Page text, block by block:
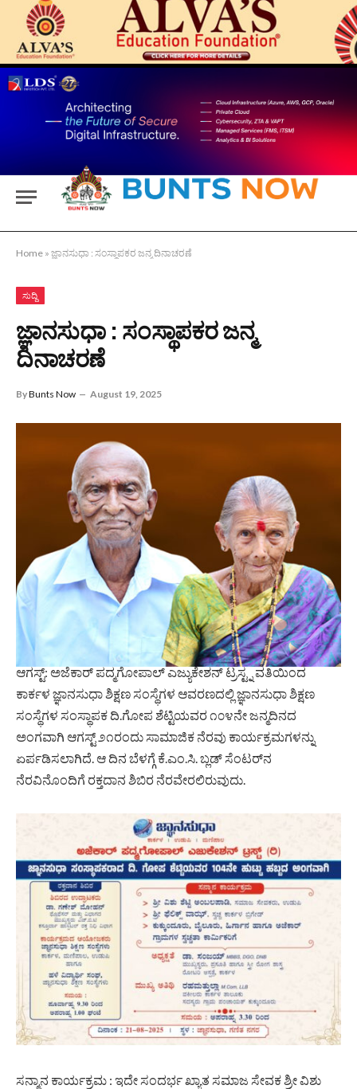
Home » ಜ್ಞಾನಸುಧಾ : ಸಂಸ್ಥಾಪಕರ ಜನ್ಮ ದಿನಾಚರಣೆ
ಸುದ್ದಿ
ಜ್ಞಾನಸುಧಾ : ಸಂಸ್ಥಾಪಕರ ಜನ್ಮ
ದಿನಾಚರಣೆ
ByBunts Now August 19, 2025
ಆಗಸ್ಟ್: ಅಜೆಕಾರ್ ಪದ್ಮಗೋಪಾಲ್ ಎಜ್ಯುಕೇಶನ್ ಟ್ರಸ್ಟ್ನ ವತಿಯಿಂದ
ಕಾರ್ಕಳ ಜ್ಞಾನಸುಧಾ ಶಿಕ್ಷಣ ಸಂಸ್ಥೆಗಳ ಆವರಣದಲ್ಲಿ ಜ್ಞಾನಸುಧಾ ಶಿಕ್ಷಣ
ಸಂಸ್ಥೆಗಳ ಸಂಸ್ಥಾಪಕ ದಿ.ಗೋಪ ಶೆಟ್ಟಿಯವರ ೧೦೪ನೇ ಜನ್ಮದಿನದ
ಅಂಗವಾಗಿ ಆಗಸ್ಟ್ ೨೧ರಂದು ಸಾಮಾಜಿಕ ನೆರವು ಕಾರ್ಯಕ್ರಮಗಳನ್ನು
ಏರ್ಪಡಿಸಲಾಗಿದೆ. ಆ ದಿನ ಬೆಳಗ್ಗೆ ಕೆ.ಎಂ.ಸಿ. ಬ್ಲಡ್ ಸೆಂಟರ್‌ನ
ನೆರವಿನೊಂದಿಗೆ ರಕ್ತದಾನ ಶಿಬಿರ ನೆರವೇರಲಿರುವುದು.
ಸನ್ಮಾನ ಕಾರ್ಯಕ್ರಮ : ಇದೇ ಸಂದರ್ಭ ಖ್ಯಾತ ಸಮಾಜ ಸೇವಕ ಶ್ರೀ ವಿಶು